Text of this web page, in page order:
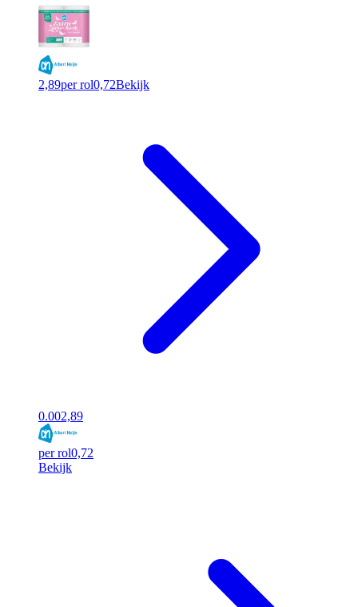
2,89per rol0,72Bekijk
0.002,89
per rol0,72
Bekijk